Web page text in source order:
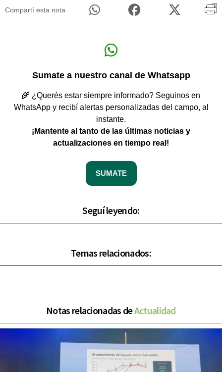
Compartí esta nota
Sumate a nuestro canal de Whatsapp
🌾 ¿Querés estar siempre informado? Seguinos en
WhatsApp y recibí alertas personalizadas del campo, al
instante.
¡Mantente al tanto de las últimas noticias y
actualizaciones en tiempo real!
SUMATE
Seguí leyendo:
Temas relacionados:
Notas relacionadas deActualidad